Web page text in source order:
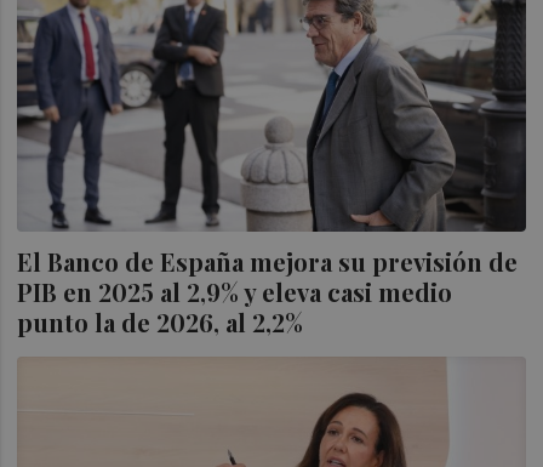
El Banco de España mejora su previsión de
PIB en 2025 al 2,9% y eleva casi medio
punto la de 2026, al 2,2%